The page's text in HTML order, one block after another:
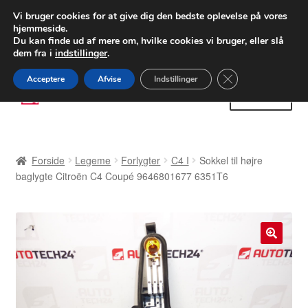
LEVERING fra 55 kr.
FEDEX verdensomspændende forsendelse
80 82 72 02
Spring
til
Spring
til
Betalinger
Forside Legeme Forlygter C4 I
Sokkel til højre
baglygte Citroën C4 Coupé 9646801677 6351T6
🔍
Vi bruger cookies for at give dig den bedste oplevelse på vores
hjemmeside.
Du kan finde ud af mere om, hvilke cookies vi bruger, eller slå
dem fra i indstillinger.
Acceptere Afvise Indstillinger Close GDPR